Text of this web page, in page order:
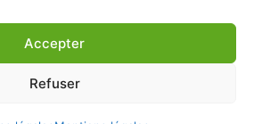
Accepter
Refuser
Seker Consulting
Tous droits réservés